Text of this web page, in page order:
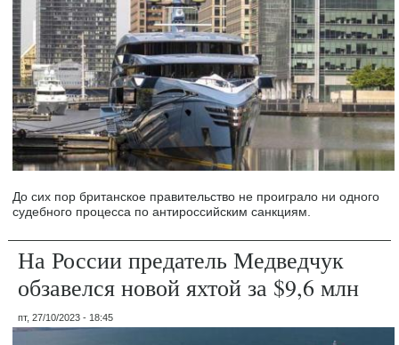
До сих пор британское правительство не проиграло ни одного
судебного процесса по антироссийским санкциям.
На России предатель Медведчук
обзавелся новой яхтой за $9,6 млн
пт, 27/10/2023 - 18:45